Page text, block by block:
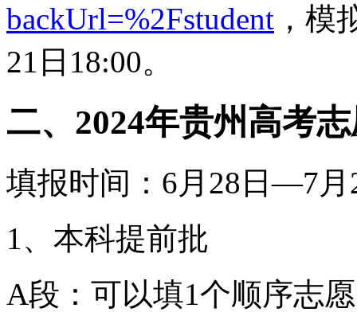
backUrl=%2Fstudent ，模
21日18:00。
二、2024年贵州高考
填报时间：6月28日—7月
1、本科提前批
A段：可以填1个顺序志